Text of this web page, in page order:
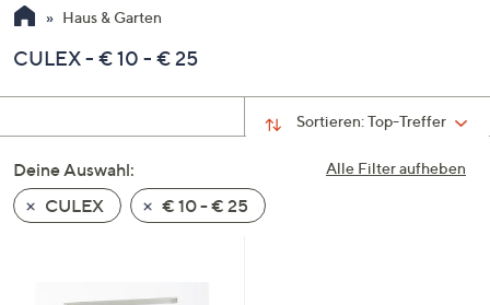
Sie
Pfeiltasten
nach
und
nach
unten
oder
Haus & Garten
CULEX - € 10 - € 25
Sortieren:Top-Treffer
Alle Filter aufheben
Deine Auswahl:
CULEX
€ 10 - € 25